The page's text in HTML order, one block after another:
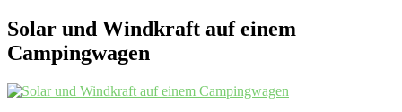
Solar und Windkraft auf einem
Campingwagen